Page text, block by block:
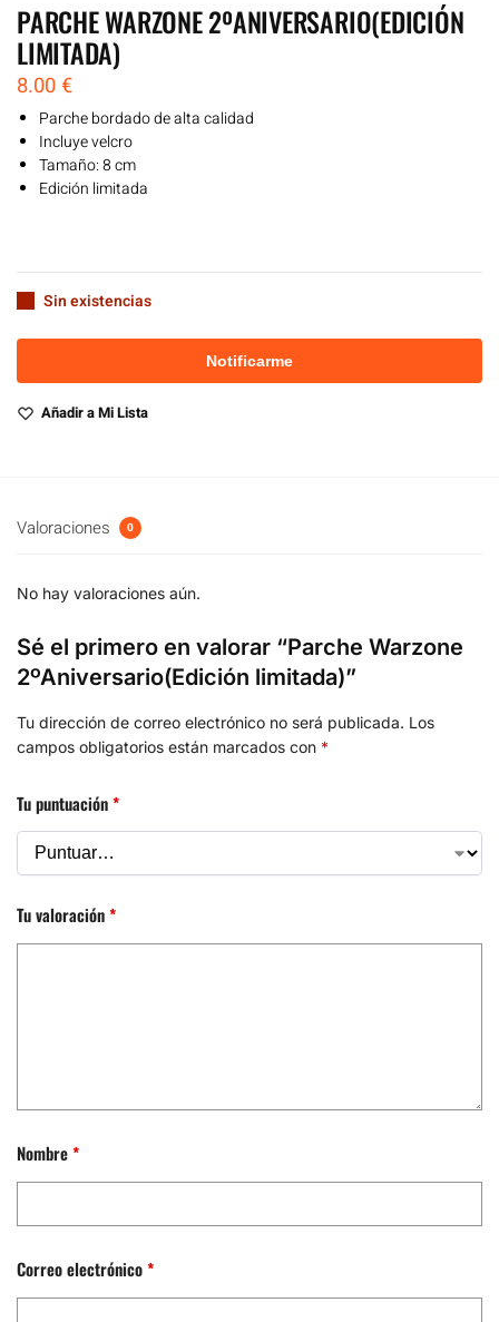
PARCHE WARZONE 2ºANIVERSARIO(EDICIÓN
LIMITADA)
8.00€
Parche bordado de alta calidad
Incluye velcro
Tamaño: 8 cm
Edición limitada
Sin existencias
Añadir a Mi Lista
Valoraciones 0
No hay valoraciones aún.
Sé el primero en valorar “Parche Warzone
2ºAniversario(Edición limitada)”
Tu dirección de correo electrónico no será publicada. Los
campos obligatorios están marcados con *
Tu puntuación*
Tu valoración*
Nombre*
Correo electrónico*